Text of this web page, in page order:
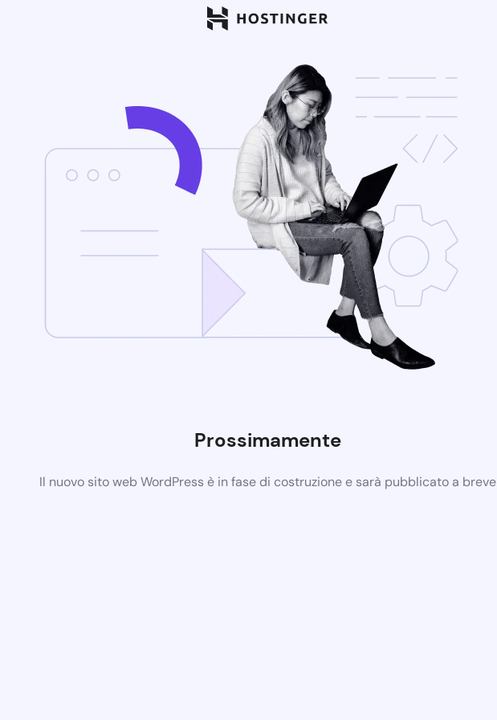
Prossimamente
Il nuovo sito web WordPress è in fase di costruzione e sarà pubblicato a breve